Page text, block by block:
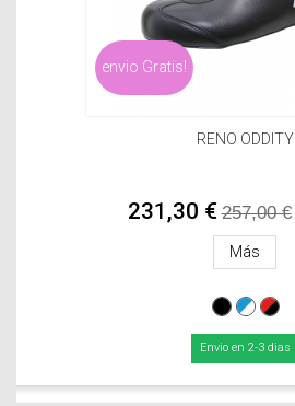
envio Gratis!
RENO ODDITY
231,30 € 257,00 €
Más
Envio en 2-3 dias